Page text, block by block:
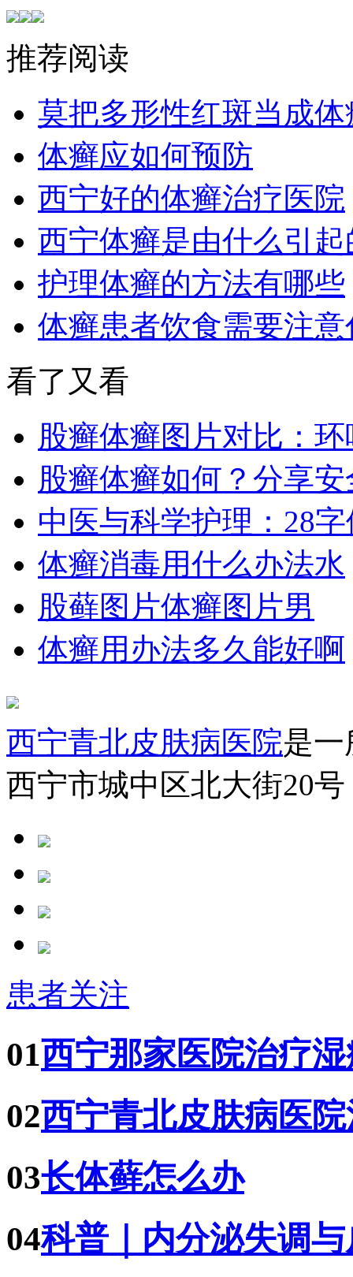
推荐阅读
莫把多形性红斑当成体
体癣应如何预防
西宁好的体癣治疗医院
西宁体癣是由什么引起
护理体癣的方法有哪些
体癣患者饮食需要注意
看了又看
股癣体癣图片对比：
股癣体癣如何？分享
中医与科学护理：28
体癣消毒用什么办法水
股藓图片体癣图片男
体癣用办法多久能好啊
西宁青北皮肤病医院是
西宁市城中区北大街20
患者关注
01西宁那家医院治疗
02西宁青北皮肤病医
03长体藓怎么办
04科普｜内分泌失调